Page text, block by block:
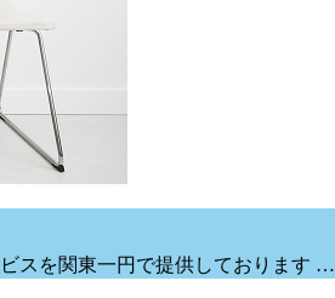
スを関東一円で提供しております …